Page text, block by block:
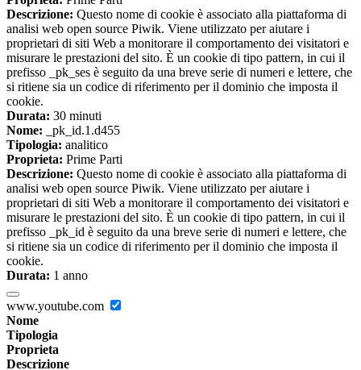
Descrizione: Questo nome di cookie è associato alla piattaforma di
analisi web open source Piwik. Viene utilizzato per aiutare i
proprietari di siti Web a monitorare il comportamento dei visitatori e
misurare le prestazioni del sito. È un cookie di tipo pattern, in cui il
prefisso _pk_ses è seguito da una breve serie di numeri e lettere, che
si ritiene sia un codice di riferimento per il dominio che imposta il
cookie.
Durata: 30 minuti
Nome: _pk_id.1.d455
Tipologia: analitico
Proprieta: Prime Parti
Descrizione: Questo nome di cookie è associato alla piattaforma di
analisi web open source Piwik. Viene utilizzato per aiutare i
proprietari di siti Web a monitorare il comportamento dei visitatori e
misurare le prestazioni del sito. È un cookie di tipo pattern, in cui il
prefisso _pk_id è seguito da una breve serie di numeri e lettere, che
si ritiene sia un codice di riferimento per il dominio che imposta il
cookie.
Durata: 1 anno
www.youtube.com
Nome
Tipologia
Proprieta
Descrizione